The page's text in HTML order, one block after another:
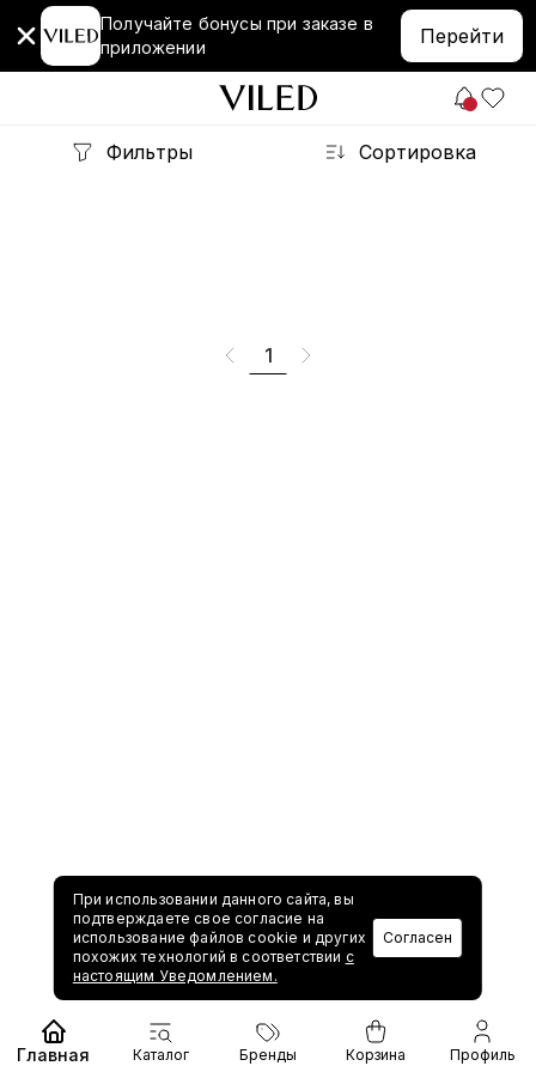
Получайте бонусы при заказе в
приложении
Перейти
Фильтры Сортировка
1
При использовании данного сайта, вы
подтверждаете свое согласие на
использование файлов cookie и других
похожих технологий в соответствии с
настоящим Уведомлением.
Согласен
Главная Каталог Бренды Корзина Профиль